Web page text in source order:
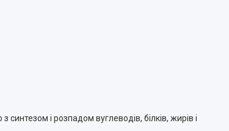
і розпадом вуглеводів, білків, жирів і